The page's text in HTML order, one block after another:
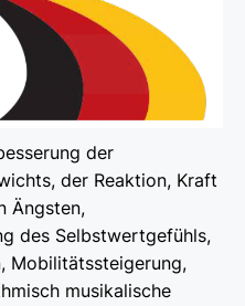
der
der Reaktion, Kraft
Ängsten,
des Selbstwertgefühls,
Mobilitätssteigerung,
musikalische